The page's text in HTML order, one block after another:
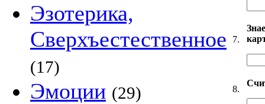
Эзотерика,
Сверхъестественное
(17)
Эмоции (29)
7.
8.